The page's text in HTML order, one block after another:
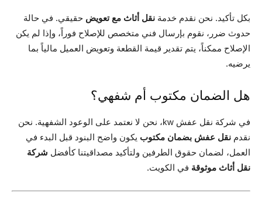
بكل تأكيد. نحن نقدم خدمة نقل أثاث مع تعويض حقيقي. في حالة
حدوث ضرر، نقوم بإرسال فني متخصص للإصلاح فوراً، وإذا لم يكن
الإصلاح ممكناً، يتم تقدير قيمة القطعة وتعويض العميل مالياً بما
يرضيه.
هل الضمان مكتوب أم شفهي؟
في شركة نقل عفش kw، نحن لا نعتمد على الوعود الشفهية. نحن
نقدم نقل عفش بضمان مكتوب يكون واضح البنود قبل البدء في
العمل، لضمان حقوق الطرفين ولتأكيد مصداقيتنا كأفضل شركة
نقل أثاث موثوقة في الكويت.